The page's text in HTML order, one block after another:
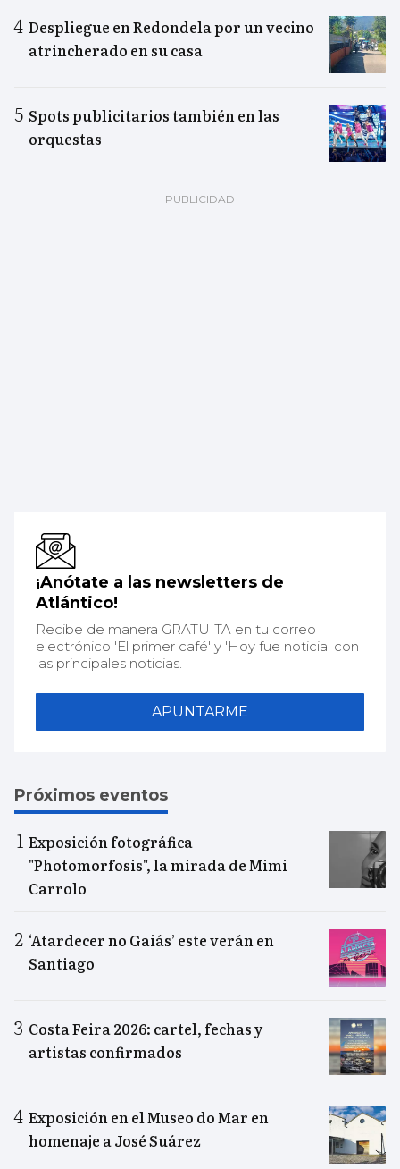
Despliegue en Redondela por un vecino
atrincherado en su casa
Spots publicitarios también en las
orquestas
¡Anótate a las newsletters de
Atlántico!
Recibe de manera GRATUITA en tu correo
electrónico 'El primer café' y 'Hoy fue noticia' con
las principales noticias.
APUNTARME
Próximos eventos
Exposición fotográfica
"Photomorfosis", la mirada de Mimi
Carrolo
‘Atardecer no Gaiás’ este verán en
Santiago
Costa Feira 2026: cartel, fechas y
artistas confirmados
Exposición en el Museo do Mar en
homenaje a José Suárez